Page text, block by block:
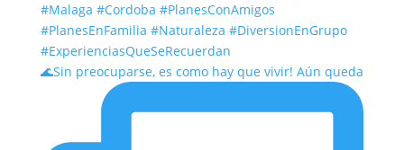
🌊Sin preocuparse, es como hay que vivir! Aún queda